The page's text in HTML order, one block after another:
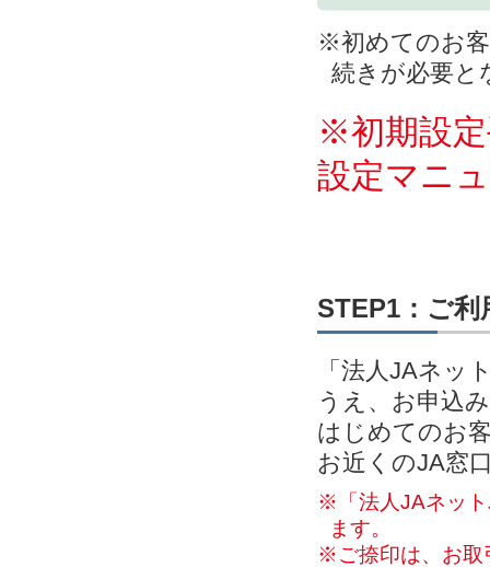
※初めてのお
続きが必要と
※初期設
設定マニ
STEP1：ご利
「法人JAネッ
うえ、お申込
はじめてのお
お近くのJA窓
※「法人JAネット
ます。
※ご捺印は、お取